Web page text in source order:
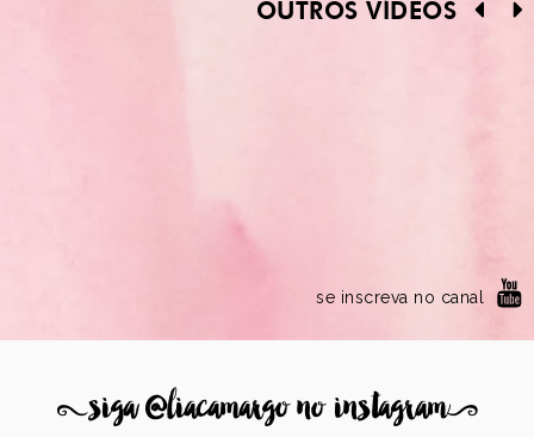
OUTROS VÍDEOS
se inscreva no canal
8siga @liacamargo no instagram9